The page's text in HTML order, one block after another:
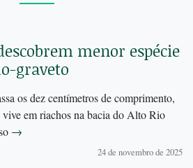
menor espécie
graveto
os dez centímetros de comprimento,
vive em riachos na bacia do Alto Rio
→
24 de novembro de 2025